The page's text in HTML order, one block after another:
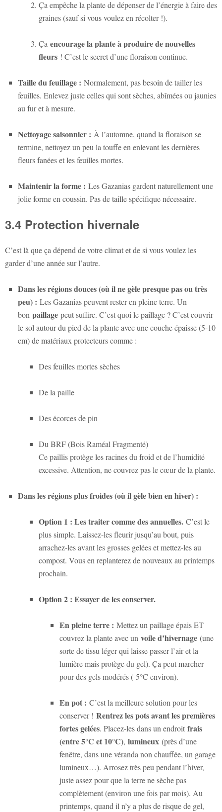
Ça empêche la plante de dépenser de l’énergie à faire des
graines (sauf si vous voulez en récolter !).
Ça encourage la plante à produire de nouvelles
fleurs ! C’est le secret d’une floraison continue.
Taille du feuillage : Normalement, pas besoin de tailler les
feuilles. Enlevez juste celles qui sont sèches, abîmées ou jaunies
au fur et à mesure.
Nettoyage saisonnier : À l’automne, quand la floraison se
termine, nettoyez un peu la touffe en enlevant les dernières
fleurs fanées et les feuilles mortes.
Maintenir la forme : Les Gazanias gardent naturellement une
jolie forme en coussin. Pas de taille spécifique nécessaire.
3.4 Protection hivernale
C’est là que ça dépend de votre climat et de si vous voulez les
garder d’une année sur l’autre.
Dans les régions douces (où il ne gèle presque pas ou très
peu) : Les Gazanias peuvent rester en pleine terre. Un
bon paillage peut suffire. C’est quoi le paillage ? C’est couvrir
le sol autour du pied de la plante avec une couche épaisse (5-10
cm) de matériaux protecteurs comme :
Des feuilles mortes sèches
De la paille
Des écorces de pin
Du BRF (Bois Raméal Fragmenté)
Ce paillis protège les racines du froid et de l’humidité
excessive. Attention, ne couvrez pas le cœur de la plante.
Dans les régions plus froides (où il gèle bien en hiver) :
Option 1 : Les traiter comme des annuelles. C’est le
plus simple. Laissez-les fleurir jusqu’au bout, puis
arrachez-les avant les grosses gelées et mettez-les au
compost. Vous en replanterez de nouveaux au printemps
prochain.
Option 2 : Essayer de les conserver.
En pleine terre : Mettez un paillage épais ET
couvrez la plante avec un voile d’hivernage (une
sorte de tissu léger qui laisse passer l’air et la
lumière mais protège du gel). Ça peut marcher
pour des gels modérés (-5°C environ).
En pot : C’est la meilleure solution pour les
conserver ! Rentrez les pots avant les premières
fortes gelées. Placez-les dans un endroit frais
(entre 5°C et 10°C), lumineux (près d’une
fenêtre, dans une véranda non chauffée, un garage
lumineux…). Arrosez très peu pendant l’hiver,
juste assez pour que la terre ne sèche pas
complètement (environ une fois par mois). Au
printemps, quand il n’y a plus de risque de gel,